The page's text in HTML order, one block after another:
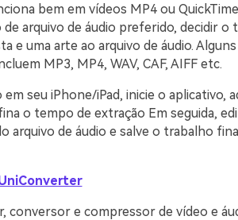
bem em vídeos MP4 ou
arquivo de áudio preferido, decidir o
e uma arte ao arquivo de áudio.
MP3, MP4, WAV, CAF, AIFF etc.
seu iPhone/iPad, inicie o aplicativo,
o tempo de extração Em seguida,
arquivo de áudio e salve o trabalho
conversor e compressor de vídeo e